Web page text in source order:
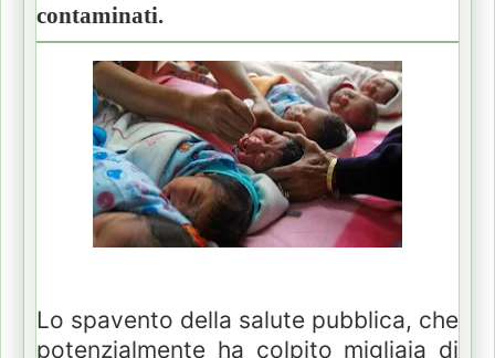
contaminati.
Lo spavento della salute pubblica, che
potenzialmente ha colpito migliaia di